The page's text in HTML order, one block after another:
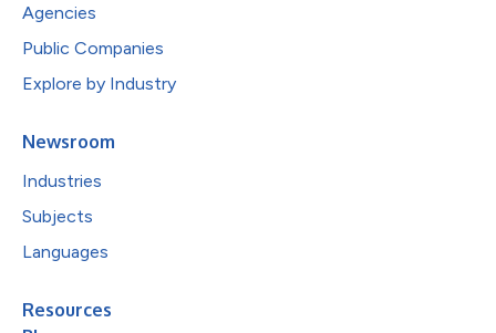
Agencies
Public Companies
Explore by Industry
Newsroom
Industries
Subjects
Languages
Resources